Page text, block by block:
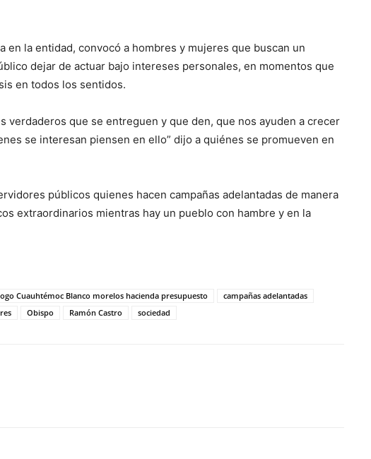
en la entidad, convocó a hombres y mujeres que buscan un
dejar de actuar bajo intereses personales, en momentos que
en todos los sentidos.
verdaderos que se entreguen y que den, que nos ayuden a crecer
se interesan piensen en ello” dijo a quiénes se promueven en
públicos quienes hacen campañas adelantadas de manera
extraordinarios mientras hay un pueblo con hambre y en la
Cuauhtémoc Blanco morelos hacienda presupuesto
campañas adelantadas
Obispo Ramón Castro sociedad